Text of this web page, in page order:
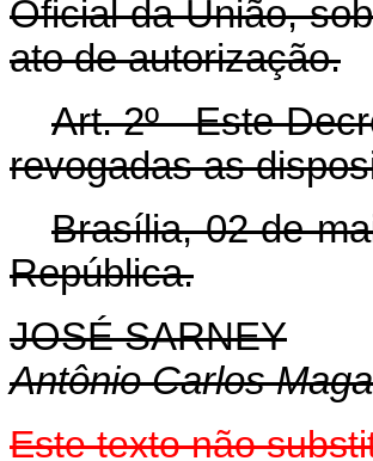
Oficial da União,
ato de autorização.
Art.2º - Este
revogadas as
Brasília, 02 de
República.
JOSÉ SARNEY
Antônio Carlos
Este texto não